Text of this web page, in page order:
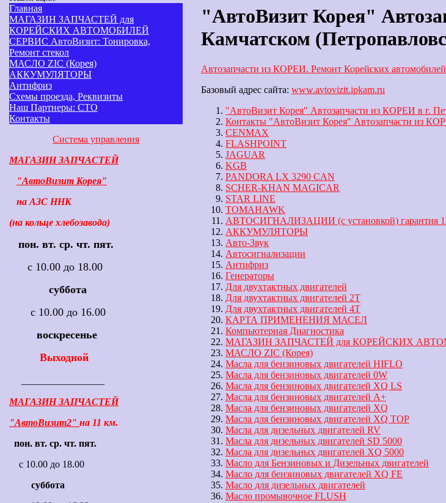
Главная
МАГАЗИН ЗАПЧАСТЕЙ для
КОРЕЙСКИХ АВТОМОБИЛЕЙ
СЕРВИС АвтоВизит: Тонировка,
Ремонт стекол
МАСЛО ZIC (Корея)
АККУМУЛЯТОРЫ
Антифриз
Схемы проезда, Реквизиты
Наш Партнеры: СТО
Контакты
Система управления
МАГАЗИН ЗАПЧАСТЕЙ
"АвтоВизит Корея"
на АЗС ННК
(на кольце хлебозавода)
пон. вт. ср. чт. пят.
с 10.00 до 18.00
суббота
с 10.00 до 16.00
воскресенье
Выходной
МАГАЗИН ЗАПЧАСТЕЙ
"АвтоВизит2" на 11 км.
пон. вт. ср. чт. пят.
с 10.00 до 18.00
суббота
"АвтоВизит Корея"
Камчатском
Автозапчасти из КОРЕИ. Ремонт Корейских
Базовый адрес сайта: www.avtovizit.ipkam.ru
"АвтоВизит Корея" Автозапчасти из КОРЕИ в г.
Контакты "АвтоВизит Корея" Автозапчасти из
CENMAX
FLASHPOINT
JAGUAR
KGB
PANDORA LX 3290 CAN
SCHER-KHAN MAGICAR
STAR LINE
TOMAHAWK
АВТОСИГНАЛИЗАЦИИ (с установкой) гарантия 1
АККУМУЛЯТОРЫ
Авто-Звук
Автосигнализации
Антифриз
Генераторы
Для двухтактных двигателей
Для двухтактных двигателей 2Т
Для двухтактных двигателей 4Т
КАРТА ПРИМЕНЕНИЯ МАСЕЛ
Компьютерная Диагностика
МАГАЗИН ЗАПЧАСТЕЙ для КОРЕЙСКИХ
МАСЛО ZIC (Корея)
Масла для бензиновых двигателей HIFLO
Масла для бензиновых двигателей 0W
Масла для бензиновых двигателей XQ LS
Масла для бензиновых двигателей А+
Масла для бензиновых двигателей XQ
Масла для бензиновых двигателей XQ TOP
Масла для дизельных двигателей RV
Масла для дизельных двигателей SD 5000
Масла для дизельных двигателей XQ 5000
Масло для Бензиновых и Дизельных двигателей
Масло для бензиновых двигателей XQ FE
Масло для дизельных двигателей
Масло промывочное FLUSH